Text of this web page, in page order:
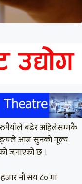
बढेर अहिलेसम्मकै
आज सुनको मूल्य
जनाएको छ ।
नौ सय ८० मा